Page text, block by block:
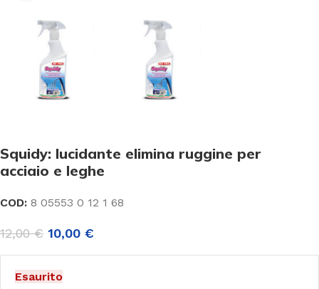
Squidy: lucidante elimina ruggine per
acciaio e leghe
COD: 8 05553 0 12 1 68
12,00€ 10,00 €
Esaurito